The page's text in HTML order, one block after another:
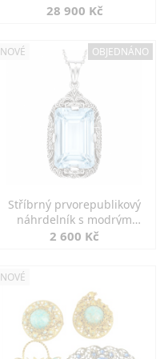
28 900 Kč
NOVÉ OBJEDNÁNO
Stříbrný prvorepublikový
náhrdelník s modrým
spinelem
2 600 Kč
NOVÉ